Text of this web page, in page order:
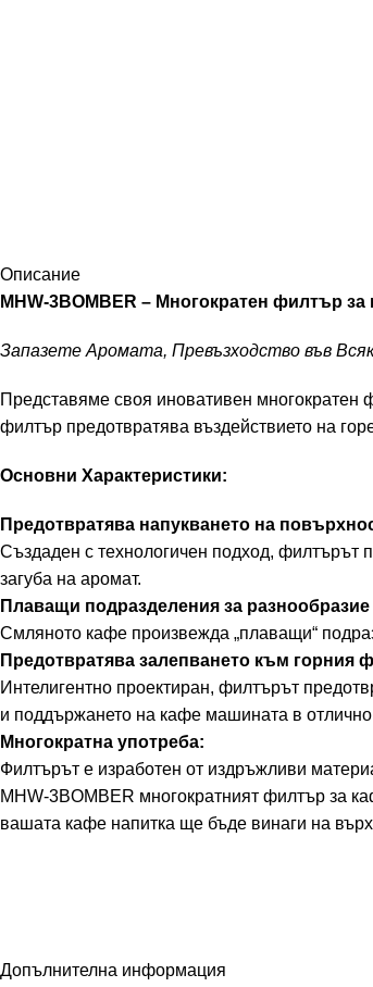
Описание
MHW-3BOMBER – Многократен филтър за
Запазете Аромата, Превъзходство във
Представяме своя иновативен многократен
филтър предотвратява въздействието на
Основни Характеристики:
Предотвратява напукването на
Създаден с технологичен подход, филтърът
загуба на аромат.
Плаващи подразделения за
Смляното кафе произвежда „плаващи“
Предотвратява залепването към горния
Интелигентно проектиран, филтърът
и поддържането на кафе машината в отлично
Многократна употреба:
Филтърът е изработен от издръжливи
MHW-3BOMBER многократният филтър за
вашата кафе напитка ще бъде винаги на
Допълнителна информация